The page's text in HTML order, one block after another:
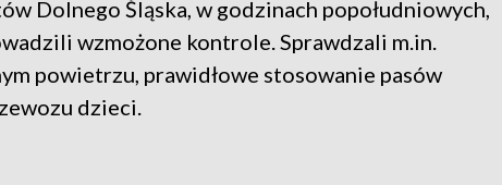
Dolnego Śląska, w godzinach popołudniowych,
wzmożone kontrole. Sprawdzali m.in.
powietrzu, prawidłowe stosowanie pasów
dzieci.